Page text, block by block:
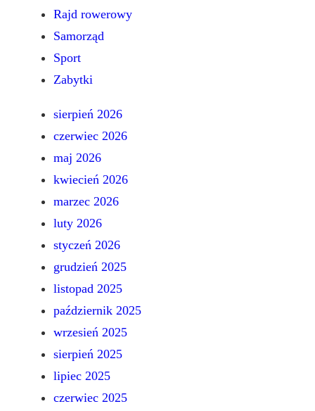
Rajd rowerowy
Samorząd
Sport
Zabytki
sierpień 2026
czerwiec 2026
maj 2026
kwiecień 2026
marzec 2026
luty 2026
styczeń 2026
grudzień 2025
listopad 2025
październik 2025
wrzesień 2025
sierpień 2025
lipiec 2025
czerwiec 2025